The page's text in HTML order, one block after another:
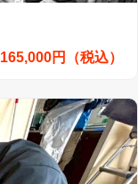
165,000円（税込）